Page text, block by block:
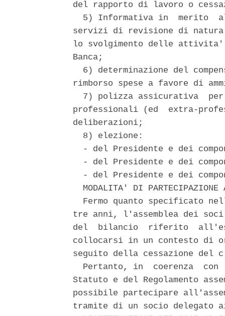
del rapporto di lavoro o
5) Informativa in  merito
servizi di revisione di
lo svolgimento delle attivita'
Banca;
6) determinazione del
rimborso spese a favore di
7) polizza assicurativa
professionali (ed  extra-
deliberazioni;
  8) elezione:
- del Presidente e dei
- del Presidente e dei
- del Presidente e dei
MODALITA' DI
Fermo quanto specificato
tre anni, l'assemblea dei soci
del  bilancio  riferito
collocarsi in un contesto di
seguito della cessazione del
Pertanto, in  coerenza  con
Statuto e del Regolamento
possibile partecipare
tramite di un socio